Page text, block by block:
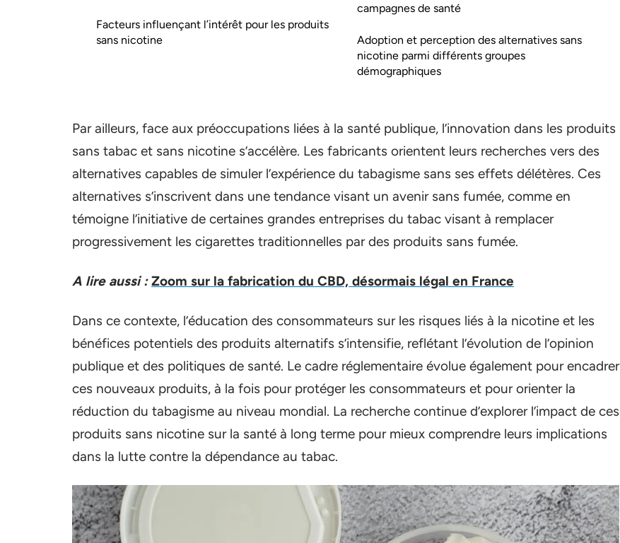
Facteurs influençant l’intérêt pour les produits
sans nicotine
campagnes de santé
Adoption et perception des alternatives sans
nicotine parmi différents groupes
démographiques
Par ailleurs, face aux préoccupations liées à la santé publique, l’innovation dans les produits
sans tabac et sans nicotine s’accélère. Les fabricants orientent leurs recherches vers des
alternatives capables de simuler l’expérience du tabagisme sans ses effets délétères. Ces
alternatives s’inscrivent dans une tendance visant un avenir sans fumée, comme en
témoigne l’initiative de certaines grandes entreprises du tabac visant à remplacer
progressivement les cigarettes traditionnelles par des produits sans fumée.
A lire aussi : Zoom sur la fabrication du CBD, désormais légal en France
Dans ce contexte, l’éducation des consommateurs sur les risques liés à la nicotine et les
bénéfices potentiels des produits alternatifs s’intensifie, reflétant l’évolution de l’opinion
publique et des politiques de santé. Le cadre réglementaire évolue également pour encadrer
ces nouveaux produits, à la fois pour protéger les consommateurs et pour orienter la
réduction du tabagisme au niveau mondial. La recherche continue d’explorer l’impact de ces
produits sans nicotine sur la santé à long terme pour mieux comprendre leurs implications
dans la lutte contre la dépendance au tabac.